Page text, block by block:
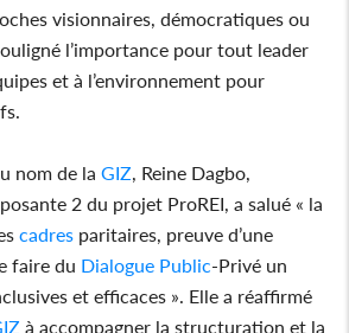
visionnaires, démocratiques ou
l’importance pour tout leader
et à l’environnement pour
nom de la GIZ , Reine Dagbo,
2 du projet ProREI, a salué « la
cadres paritaires, preuve d’une
faire du Dialogue Public-Privé un
et efficaces ». Elle a réaffirmé
à accompagner la structuration et la